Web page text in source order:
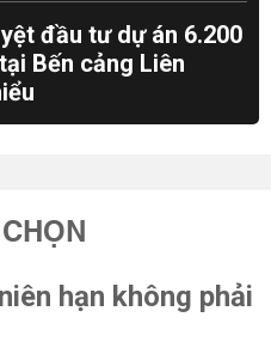
đầu tư dự án 6.200
Bến cảng Liên
CHỌN
hạn không phải